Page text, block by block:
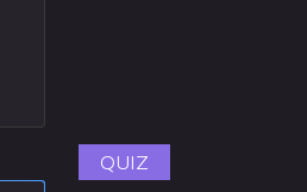
QUIZ